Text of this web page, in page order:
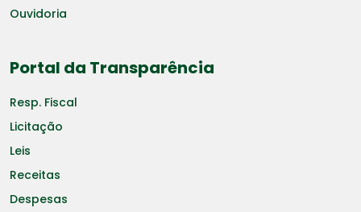
Ouvidoria
Portal da Transparência
Resp. Fiscal
Licitação
Leis
Receitas
Despesas